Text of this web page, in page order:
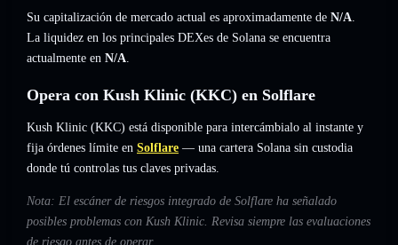
Su capitalización de mercado actual es aproximadamente de N/A.
La liquidez en los principales DEXes de Solana se encuentra
actualmente en N/A.
Opera con Kush Klinic (KKC) en Solflare
Kush Klinic (KKC) está disponible para intercámbialo al instante y
fija órdenes límite en Solflare — una cartera Solana sin custodia
donde tú controlas tus claves privadas.
Nota: El escáner de riesgos integrado de Solflare ha señalado
posibles problemas con Kush Klinic. Revisa siempre las evaluaciones
de riesgo antes de operar.